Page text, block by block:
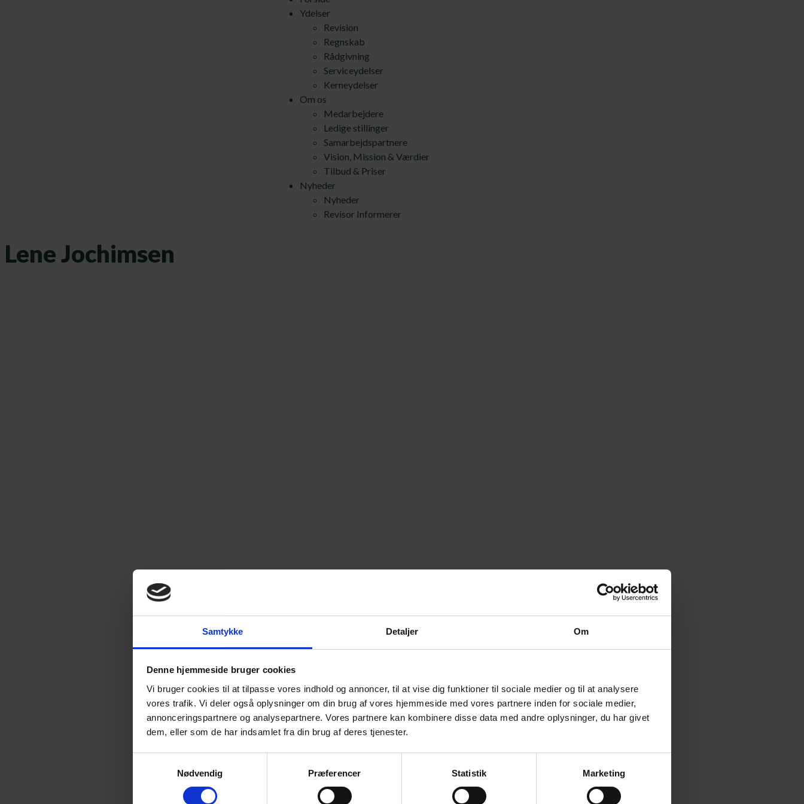
Samtykke Detaljer Om
Denne hjemmeside bruger cookies
Vi bruger cookies til at tilpasse vores indhold og annoncer, til at vise dig funktioner til sociale medier og til at analysere
vores trafik. Vi deler også oplysninger om din brug af vores hjemmeside med vores partnere inden for sociale medier,
annonceringspartnere og analysepartnere. Vores partnere kan kombinere disse data med andre oplysninger, du har givet
dem, eller som de har indsamlet fra din brug af deres tjenester.
Nødvendig
Præferencer Statistik Marketing
Ydelser
Revision
Regnskab
Rådgivning
Serviceydelser
Kerneydelser
Om os
Medarbejdere
Ledige stillinger
Samarbejdspartnere
Vision, Mission & Værdier
Tilbud & Priser
Nyheder
Nyheder
Revisor Informerer
Lene Jochimsen